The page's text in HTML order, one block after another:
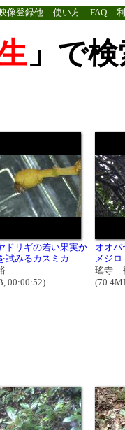
像登録他 使い方 FAQ
」で
ドリギの若い果実か
試みるカスミカ..
00:00:52)
オオバ
メジロ
瑤寺